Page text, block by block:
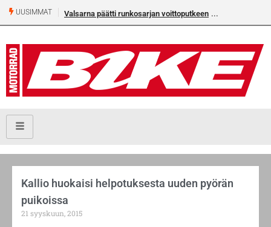
UUSIMMAT Valsarna päätti runkosarjan voittoputkeen
Kallio huokaisi helpotuksesta uuden pyörän
puikoissa
21 syyskuun, 2015